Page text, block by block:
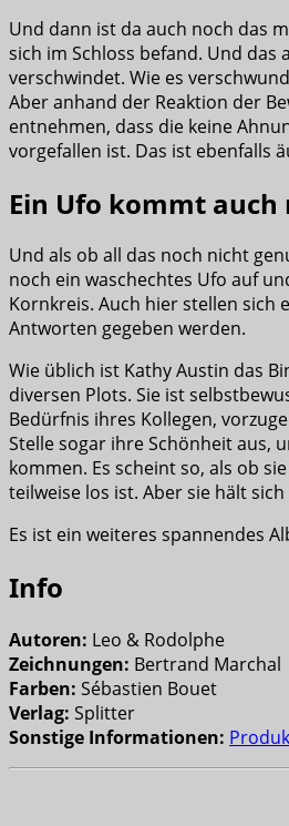
Und dann ist da auch noch das
sich im Schloss befand. Und das
verschwindet. Wie es
Aber anhand der Reaktion der
entnehmen, dass die keine
vorgefallen ist. Das ist ebenfalls
Ein Ufo kommt auch
Und als ob all das noch nicht
noch ein waschechtes Ufo auf
Kornkreis. Auch hier stellen sich
Antworten gegeben werden.
Wie üblich ist Kathy Austin das
diversen Plots. Sie ist
Bedürfnis ihres Kollegen,
Stelle sogar ihre Schönheit aus,
kommen. Es scheint so, als ob
teilweise los ist. Aber sie hält
Es ist ein weiteres spannendes
Info
Autoren: Leo & Rodolphe
Zeichnungen: Bertrand Marchal
Farben: Sébastien Bouet
Verlag: Splitter
Sonstige Informationen: